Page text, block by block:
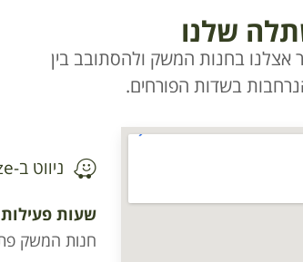
שלנו
אצלנו בחנות המשק ולהסתובב בין
בשדות הפורחים.
ניווט ב-Waze
שעות פעילות